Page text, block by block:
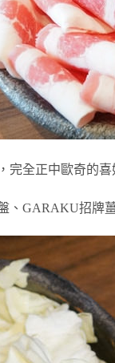
完全正中歐奇的
、GARAKU招牌